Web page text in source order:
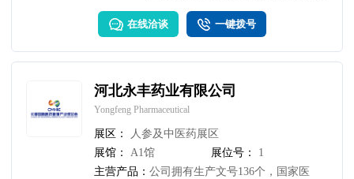
心业务
在线洽谈 一键拨号
河北永丰药业有限公司
Yongfeng Pharmaceutical
展区：
人参及中医药展区
展馆：
A1馆 展位号：
1
主营产品：公司拥有生产文号136个，国家医